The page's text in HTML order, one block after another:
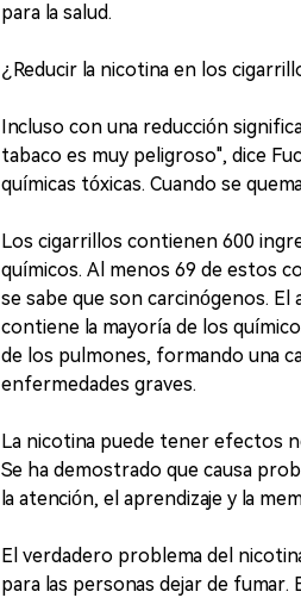
para la salud.
¿Reducir la nicotina en los
Incluso con una reducción
tabaco es muy peligroso", dice
químicas tóxicas. Cuando se
Los cigarrillos contienen 600
químicos. Al menos 69 de estos
se sabe que son carcinógenos.
contiene la mayoría de los
de los pulmones, formando una
enfermedades graves.
La nicotina puede tener efectos
Se ha demostrado que causa
la atención, el aprendizaje y la
El verdadero problema del
para las personas dejar de